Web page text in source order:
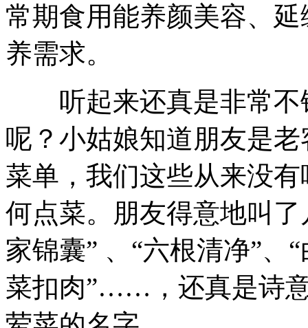
常期食用能养颜美容、
养需求。
听起来还真是非常不
呢？小姑娘知道朋友是
菜单，我们这些从来没
何点菜。朋友得意地叫
家锦囊” 、“六根清净”、
菜扣肉”……，还真是诗